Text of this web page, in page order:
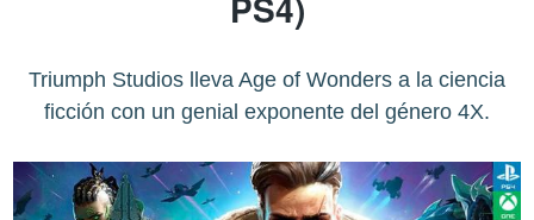
Triumph Studios lleva Age of Wonders a la ciencia
ficción con un genial exponente del género 4X.